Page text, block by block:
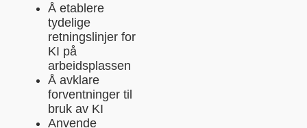
Å etablere
tydelige
retningslinjer for
KI på
arbeidsplassen
Å avklare
forventninger til
bruk av KI
Anvende